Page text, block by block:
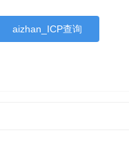
aizhan_ICP查询